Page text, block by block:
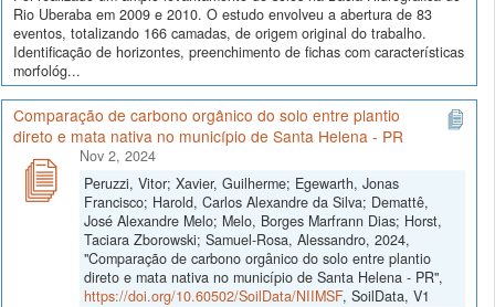
Rio Uberaba em 2009 e 2010. O estudo envolveu a abertura de 83
eventos, totalizando 166 camadas, de origem original do trabalho.
Identificação de horizontes, preenchimento de fichas com características
morfológ...
Comparação de carbono orgânico do solo entre plantio
direto e mata nativa no município de Santa Helena - PR
Nov 2, 2024
Peruzzi, Vitor; Xavier, Guilherme; Egewarth, Jonas
Francisco; Harold, Carlos Alexandre da Silva; Demattê,
José Alexandre Melo; Melo, Borges Marfrann Dias; Horst,
Taciara Zborowski; Samuel-Rosa, Alessandro, 2024,
"Comparação de carbono orgânico do solo entre plantio
direto e mata nativa no município de Santa Helena - PR",
https://doi.org/10.60502/SoilData/NIIMSF, SoilData, V1